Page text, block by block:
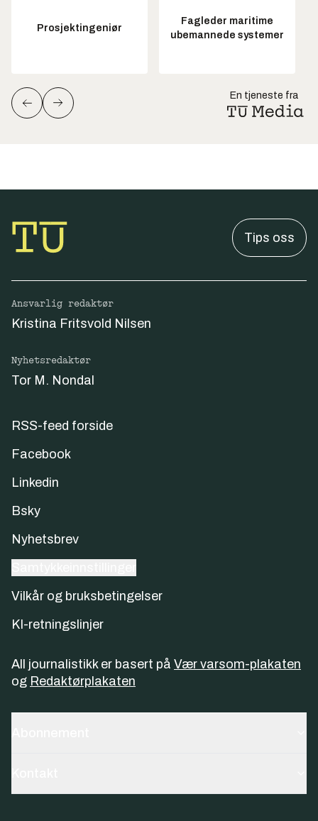
Prosjektingeniør
Fagleder maritime
ubemannede systemer
En tjeneste fra
Tips oss
Ansvarlig redaktør
Kristina Fritsvold Nilsen
Nyhetsredaktør
Tor M. Nondal
RSS-feed forside
Facebook
Linkedin
Bsky
Nyhetsbrev
Vilkår og bruksbetingelser
KI-retningslinjer
All journalistikk er basert på Vær varsom-plakaten
og Redaktørplakaten